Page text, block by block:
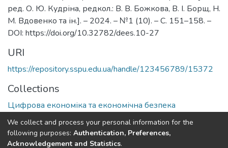
ред. О. Ю. Кудріна, редкол.: В. В. Божкова, В. І. Борщ, Н.
М. Вдовенко та ін.]. – 2024. – №1 (10). – С. 151–158. –
DOI: https://doi.org/10.32782/dees.10-27
URI
https://repository.sspu.edu.ua/handle/123456789/15372
Collections
Цифрова економіка та економічна безпека
Full item page Google Scholar
We collect and process your personal information for the
following purposes: Authentication, Preferences,
Acknowledgement and Statistics.